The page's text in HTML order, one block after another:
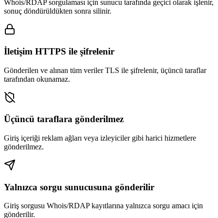
Whois/RDAP sorgulaması için sunucu tarafında geçici olarak işlenir,
sonuç döndürüldükten sonra silinir.
İletişim HTTPS ile şifrelenir
Gönderilen ve alınan tüm veriler TLS ile şifrelenir, üçüncü taraflar
tarafından okunamaz.
Üçüncü taraflara gönderilmez
Giriş içeriği reklam ağları veya izleyiciler gibi harici hizmetlere
gönderilmez.
Yalnızca sorgu sunucusuna gönderilir
Giriş sorgusu Whois/RDAP kayıtlarına yalnızca sorgu amacı için
gönderilir.